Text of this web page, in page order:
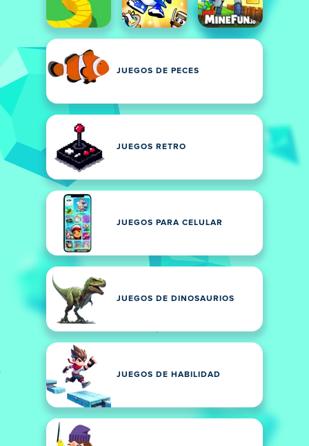
JUEGOS DE PECES
JUEGOS RETRO
JUEGOS PARA CELULAR
JUEGOS DE DINOSAURIOS
JUEGOS DE HABILIDAD